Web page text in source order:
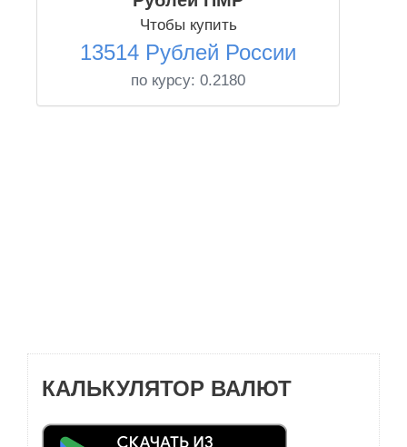
Чтобы купить
13514 Рублей России
по курсу: 0.2180
КАЛЬКУЛЯТОР ВАЛЮТ